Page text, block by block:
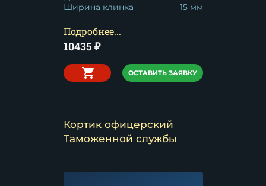
Ширина клинка
15 мм
Подробнее...
10435 ₽
ОСТАВИТЬ ЗАЯВКУ
Кортик офицерский
Таможенной службы